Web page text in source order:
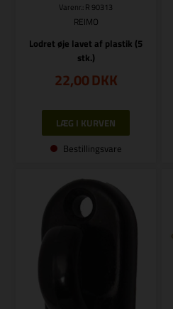
Varenr.: R 90313
REIMO
Lodret øje lavet af plastik (5
stk.)
22,00DKK
Bestillingsvare